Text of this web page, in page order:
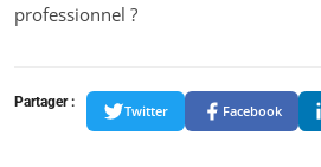
professionnel ?
Partager :
Twitter Facebook